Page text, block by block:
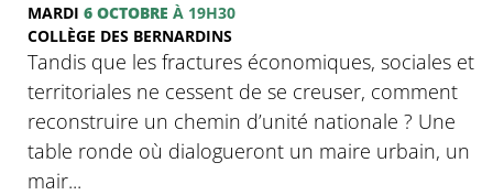
MARDI 6 OCTOBRE À 19H30
COLLÈGE DES BERNARDINS
Tandis que les fractures économiques, sociales et
territoriales ne cessent de se creuser, comment
reconstruire un chemin d’unité nationale ? Une
table ronde où dialogueront un maire urbain, un
mair...